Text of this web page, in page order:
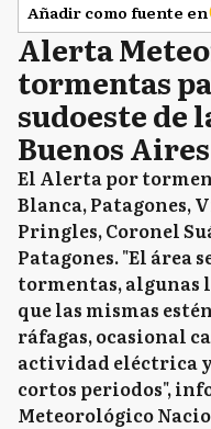
Añadir como fuente en
Alerta
tormentas
sudoeste de
Buenos Aires
El Alerta por
Blanca, Patagones,
Pringles, Coronel
Patagones. "El área
tormentas, algunas
que las mismas
ráfagas, ocasional
actividad eléctrica y
cortos periodos",
Meteorológico